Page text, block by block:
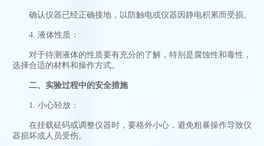
确认仪器已经正确接地，以防触电或仪器因静电积累而受损。
4. 液体性质：
对于待测液体的性质要有充分的了解，特别是腐蚀性和毒性，
选择合适的材料和操作方式。
二、实验过程中的安全措施
1. 小心轻放：
在挂载砝码或调整仪器时，要格外小心，避免粗暴操作导致仪
器损坏或人员受伤。